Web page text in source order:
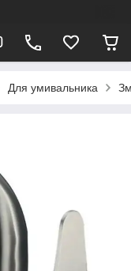
Для умивальника